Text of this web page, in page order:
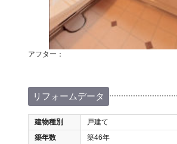
アフター：
リフォームデータ
建物種別
戸建て
築年数
築46年